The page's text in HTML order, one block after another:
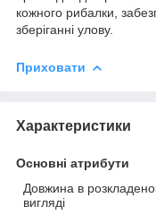
кожного рибалки,
зберіганні улову.
Приховати
Характеристики
Основні атрибути
Довжина в
вигляді